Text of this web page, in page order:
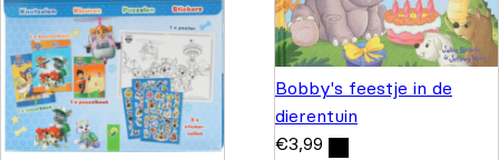
Bobby's feestje in de
dierentuin
€3,99